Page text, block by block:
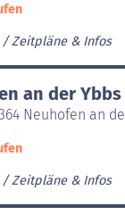
Zeitpläne & Infos
an der
Neuhofen an
Zeitpläne & Infos